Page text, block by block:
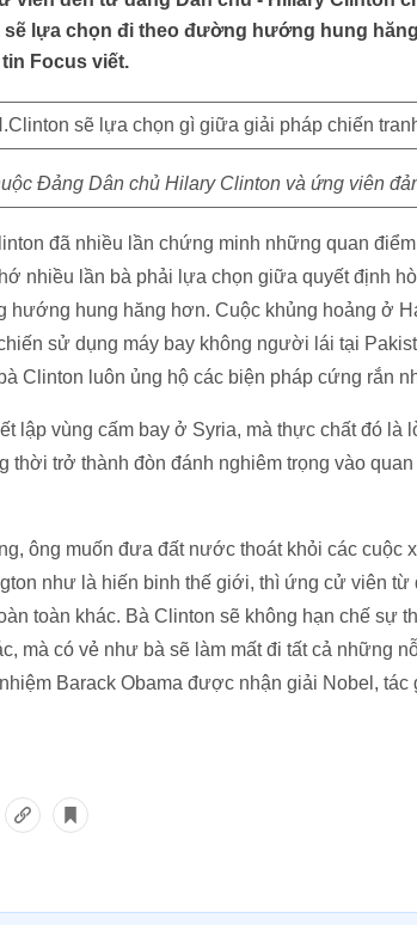
sẽ lựa chọn đi theo đường hướng hung
Focus viết.
Đảng Dân chủ Hilary Clinton và ứng viên
đã nhiều lần chứng minh những quan
nhiều lần bà phải lựa chọn giữa quyết định
hướng hung hăng hơn. Cuộc khủng hoảng ở
sử dụng máy bay không người lái tại
Clinton luôn ủng hộ các biện pháp cứng rắn
lập vùng cấm bay ở Syria, mà thực chất đó là
thời trở thành đòn đánh nghiêm trọng vào
ông muốn đưa đất nước thoát khỏi các cuộc
như là hiến binh thế giới, thì ứng cử viên từ
toàn khác. Bà Clinton sẽ không hạn chế sự
mà có vẻ như bà sẽ làm mất đi tất cả những
Barack Obama được nhận giải Nobel, tác